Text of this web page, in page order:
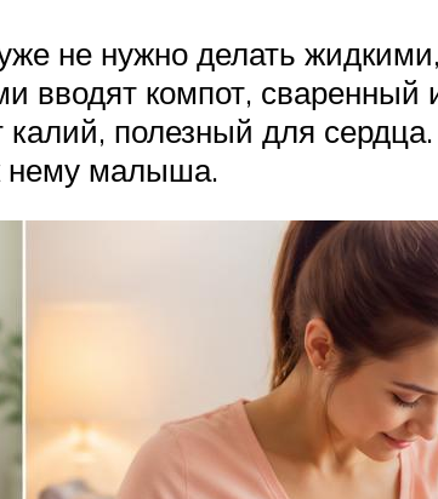
не нужно делать
вводят компот, сваренный
полезный для
нему малыша.